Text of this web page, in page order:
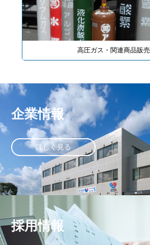
高圧ガス・関連商品販売
企業情報
詳しく見る
採用情報